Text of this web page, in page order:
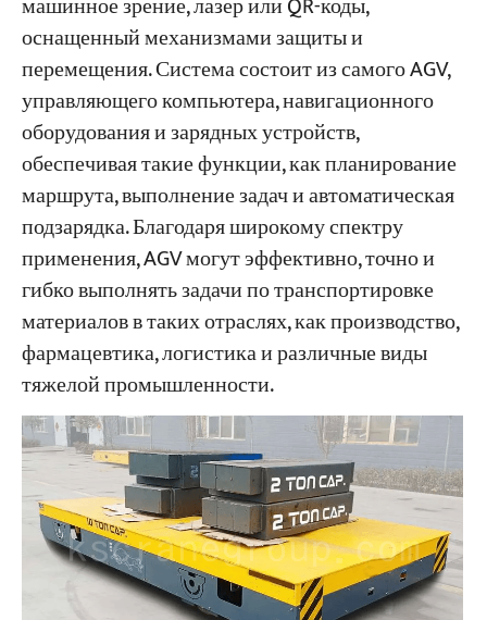
Проекты
Блоги
Новости
О нас
Свяжитесь с Нами
машинное зрение, лазер или QR-коды,
оснащенный механизмами защиты и
перемещения. Система состоит из самого AGV,
управляющего компьютера, навигационного
оборудования и зарядных устройств,
обеспечивая такие функции, как планирование
маршрута, выполнение задач и автоматическая
подзарядка. Благодаря широкому спектру
применения, AGV могут эффективно, точно и
гибко выполнять задачи по транспортировке
материалов в таких отраслях, как производство,
фармацевтика, логистика и различные виды
тяжелой промышленности.